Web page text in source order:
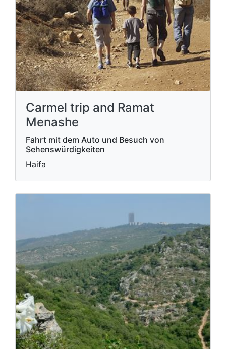
Carmel trip and Ramat
Menashe
Fahrt mit dem Auto und Besuch von
Sehenswürdigkeiten
Haifa